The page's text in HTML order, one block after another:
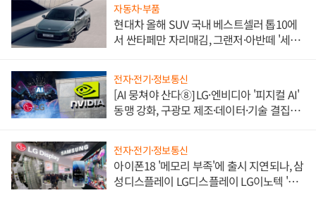
자동차·부품
현대차 올해 SUV 국내 베스트셀러 톱10에
서 싼타페만 자리매김, 그랜저·아반떼 '세단
전자·전기·정보통신
[AI 뭉쳐야 산다⑧] LG·엔비디아 '피지컬 AI'
동맹 강화, 구광모 제조·데이터·기술 결집
전자·전기·정보통신
아이폰18 '메모리 부족'에 출시 지연되나, 삼
성디스플레이 LG디스플레이 LG이노텍 '탈